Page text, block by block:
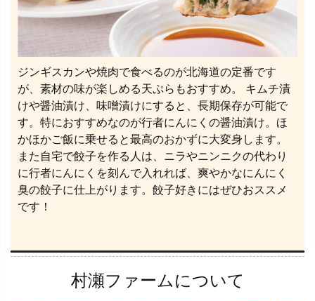
ジンギスカンや焼肉で食べるのが北海道の定番です
が、素材の味が楽しめる天ぷらもおすすめ。 キムチ漬
けや醤油漬け、味噌漬けにすると、長期保存が可能で
す。特におすすめなのが行者にんにくの醤油漬け。ほ
かほかご飯に乗せると最高のおかずに大変身します。
また自宅で餃子を作る人は、ニラやニンニクの代わり
に行者にんにくを刻んで入れれば、爽やかなにんにく
臭の餃子に仕上がります。餃子好きにはぜひおススメ
です！
村瀬ファームについて